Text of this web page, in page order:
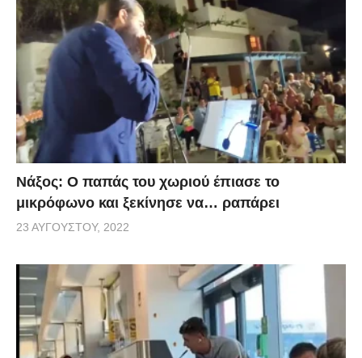
Νάξος: Ο παπάς του χωριού έπιασε το
μικρόφωνο και ξεκίνησε να… ραπάρει
23 ΑΥΓΟΎΣΤΟΥ, 2022